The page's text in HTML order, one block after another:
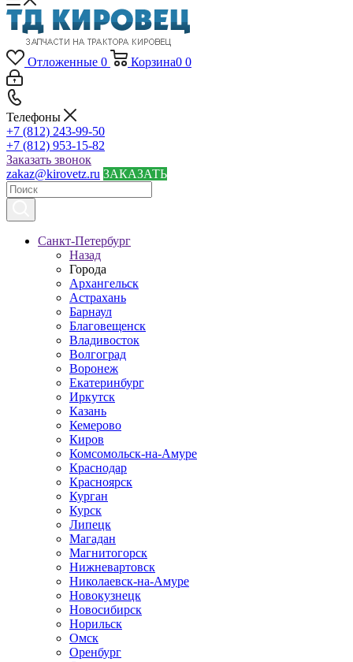
Отложенные 0 Корзина0 0
Телефоны
+7 (812) 243-99-50
+7 (812) 953-15-82
Заказать звонок
zakaz@kirovetz.ru ЗАКАЗАТЬ
Санкт-Петербург
Назад
Города
Архангельск
Астрахань
Барнаул
Благовещенск
Владивосток
Волгоград
Воронеж
Екатеринбург
Иркутск
Казань
Кемерово
Киров
Комсомольск-на-Амуре
Краснодар
Красноярск
Курган
Курск
Липецк
Магадан
Магнитогорск
Нижневартовск
Николаевск-на-Амуре
Новокузнецк
Новосибирск
Норильск
Омск
Оренбург